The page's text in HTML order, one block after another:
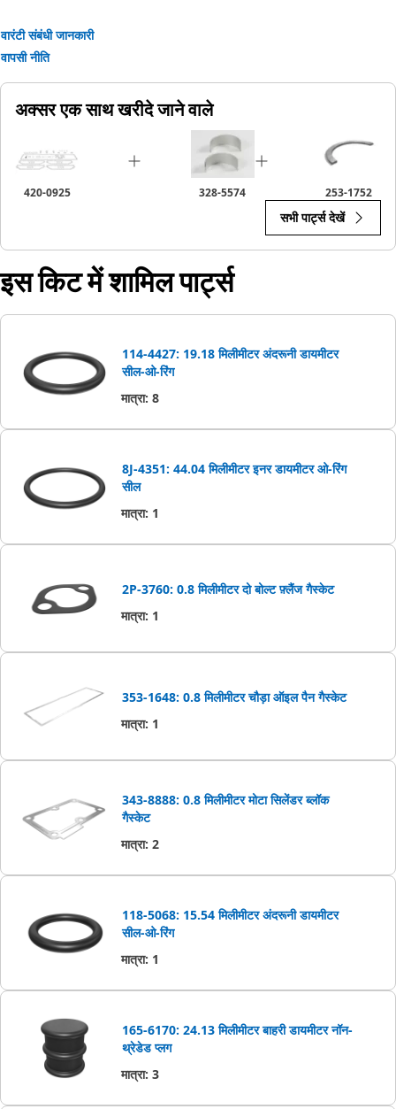
वारंटी संबंधी जानकारी
वापसी नीति
अक्सर एक साथ खरीदे जाने वाले
420-0925 328-5574 253-1752
सभी पार्ट्स देखें
इस किट में शामिल पार्ट्स
114-4427: 19.18 मिलीमीटर अंदरूनी डायमीटर
सील-ओ-रिंग
मात्रा: 8
8J-4351: 44.04 मिलीमीटर इनर डायमीटर ओ-रिंग
सील
मात्रा: 1
2P-3760: 0.8 मिलीमीटर दो बोल्ट फ़्लैंज गैस्केट
मात्रा: 1
353-1648: 0.8 मिलीमीटर चौड़ा ऑइल पैन गैस्‍केट
मात्रा: 1
343-8888: 0.8 मिलीमीटर मोटा सिलेंडर ब्लॉक
गैस्केट
मात्रा: 2
118-5068: 15.54 मिलीमीटर अंदरूनी डायमीटर
सील-ओ-रिंग
मात्रा: 1
165-6170: 24.13 मिलीमीटर बाहरी डायमीटर नॉन-
थ्रेडेड प्लग
मात्रा: 3